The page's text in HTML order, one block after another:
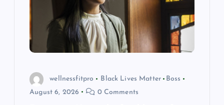
wellnessfitpro Black Lives Matter
Boss
August 6, 2026
0 Comments